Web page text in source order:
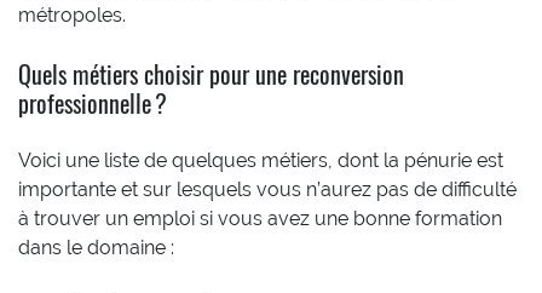
métropoles.
Quels métiers choisir pour une reconversion
professionnelle ?
Voici une liste de quelques métiers, dont la pénurie est
importante et sur lesquels vous n’aurez pas de difficulté
à trouver un emploi si vous avez une bonne formation
dans le domaine :